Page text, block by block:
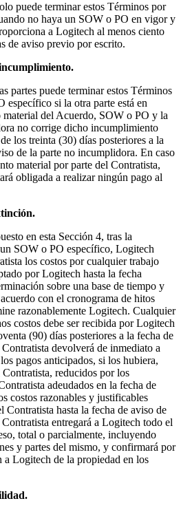
puede terminar estos Términos por
no haya un SOW o PO en vigor y
a Logitech al menos ciento
de aviso previo por escrito.
partes puede terminar estos Términos
específico si la otra parte está en
del Acuerdo, SOW o PO y la
no corrige dicho incumplimiento
los treinta (30) días posteriores a la
de la parte no incumplidora. En caso
material por parte del Contratista,
obligada a realizar ningún pago al
en esta Sección 4, tras la
SOW o PO específico, Logitech
los costos por cualquier trabajo
por Logitech hasta la fecha
sobre una base de tiempo y
con el cronograma de hitos
razonablemente Logitech. Cualquier
costos debe ser recibida por Logitech
(90) días posteriores a la fecha de
devolverá de inmediato a
pagos anticipados, si los hubiera,
reducidos por los
adeudados en la fecha de
costos razonables y justificables
Contratista hasta la fecha de aviso de
entregará a Logitech todo el
total o parcialmente, incluyendo
y partes del mismo, y confirmará por
a Logitech de la propiedad en los